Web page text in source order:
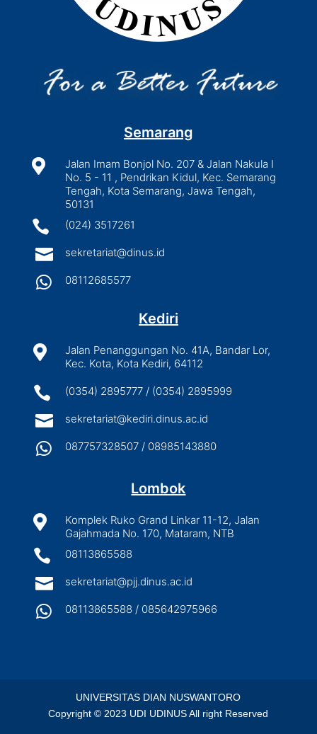
Semarang

Jalan Imam Bonjol No. 207 & Jalan Nakula I
No. 5 - 11 , Pendrikan Kidul, Kec. Semarang
Tengah, Kota Semarang, Jawa Tengah,
50131
 (024) 3517261
 sekretariat@dinus.id
 08112685577
Kediri

Jalan Penanggungan No. 41A, Bandar Lor,
Kec. Kota, Kota Kediri, 64112
 (0354) 2895777 / (0354) 2895999
 sekretariat@kediri.dinus.ac.id
 087757328507 / 08985143880
Lombok

Komplek Ruko Grand Linkar 11-12, Jalan
Gajahmada No. 170, Mataram, NTB
 08113865588
 sekretariat@pjj.dinus.ac.id
 08113865588 / 085642975966
UNIVERSITAS DIAN NUSWANTORO
Copyright © 2023 UDI UDINUS All right Reserved